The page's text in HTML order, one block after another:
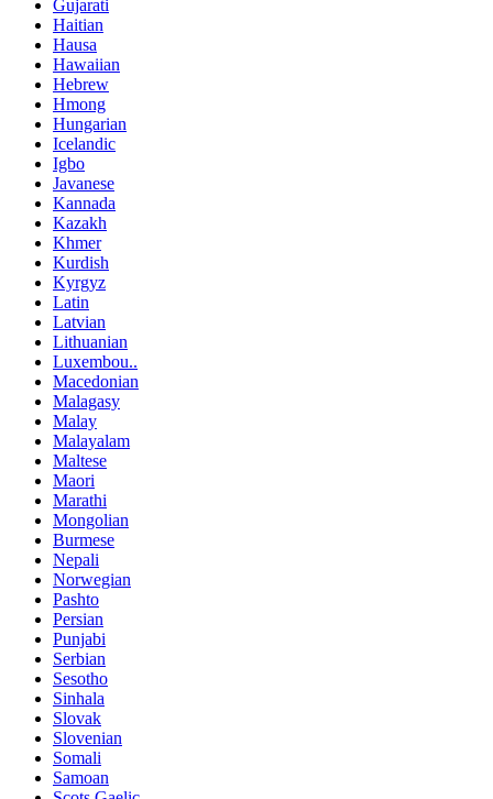
Gujarati
Haitian
Hausa
Hawaiian
Hebrew
Hmong
Hungarian
Icelandic
Igbo
Javanese
Kannada
Kazakh
Khmer
Kurdish
Kyrgyz
Latin
Latvian
Lithuanian
Luxembou..
Macedonian
Malagasy
Malay
Malayalam
Maltese
Maori
Marathi
Mongolian
Burmese
Nepali
Norwegian
Pashto
Persian
Punjabi
Serbian
Sesotho
Sinhala
Slovak
Slovenian
Somali
Samoan